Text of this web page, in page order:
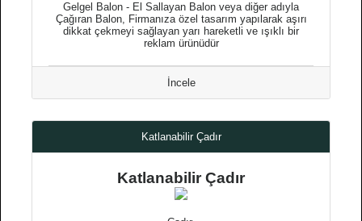
Gelgel Balon - El Sallayan Balon veya diğer adıyla
Çağıran Balon, Firmanıza özel tasarım yapılarak aşırı
dikkat çekmeyi sağlayan yarı hareketli ve ışıklı bir
reklam ürünüdür
İncele
Katlanabilir Çadır
Katlanabilir Çadır